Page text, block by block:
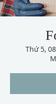
Thứ 5,